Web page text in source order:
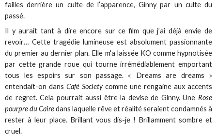
failles derrière un culte de l’apparence, Ginny par un culte du
passé.
Il y aurait tant à dire encore sur ce film que j’ai déjà envie de
revoir… Cette tragédie lumineuse est absolument passionnante
du premier au dernier plan. Elle m'a laissée KO comme hypnotisée
par cette grande roue qui tourne irrémédiablement emportant
tous les espoirs sur son passage. « Dreams are dreams »
entendait-on dansCafé Society comme une rengaine aux accents
de regret. Cela pourrait aussi être la devise de Ginny. Une Rose
pourpre du Cairedans laquelle rêve et réalité seraient condamnés à
rester à leur place. Brillant vous dis-je ! Brillamment sombre et
cruel.